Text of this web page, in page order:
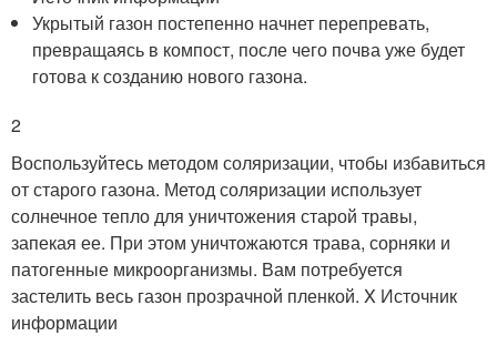
Укрытый газон постепенно начнет перепревать,
превращаясь в компост, после чего почва уже будет
готова к созданию нового газона.
2
Воспользуйтесь методом соляризации, чтобы избавиться
от старого газона. Метод соляризации использует
солнечное тепло для уничтожения старой травы,
запекая ее. При этом уничтожаются трава, сорняки и
патогенные микроорганизмы. Вам потребуется
застелить весь газон прозрачной пленкой. X Источник
информации